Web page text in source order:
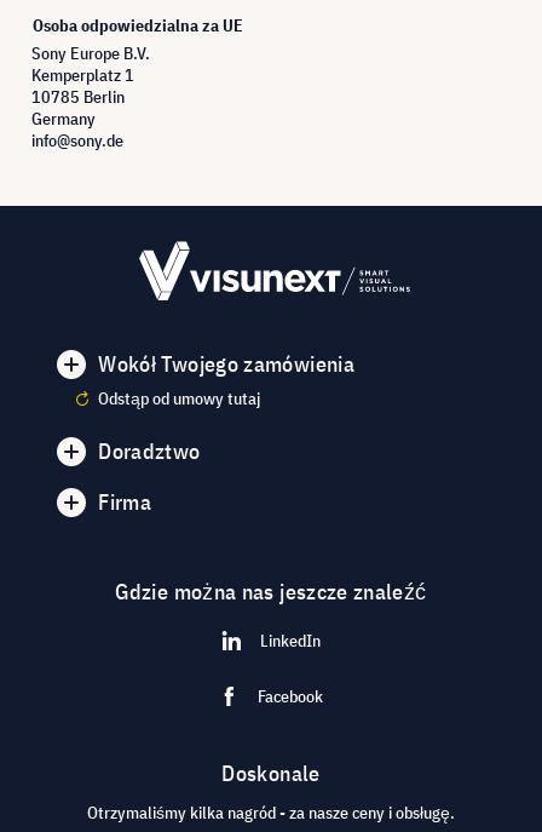
Osoba odpowiedzialna za UE
Sony Europe B.V.
Kemperplatz 1
10785 Berlin
Germany
info@sony.de
Wokół Twojego zamówienia
Odstąp od umowy tutaj
Doradztwo
Firma
Gdzie można nas jeszcze znaleźć
LinkedIn
Facebook
Doskonale
Otrzymaliśmy kilka nagród - za nasze ceny i obsługę.